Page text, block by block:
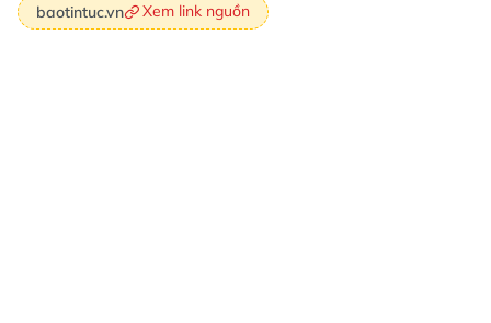
baotintuc.vn Xem link nguồn